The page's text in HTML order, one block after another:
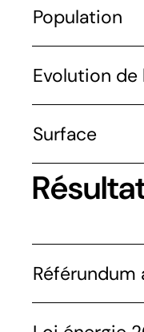
Population
Evolution
Surface